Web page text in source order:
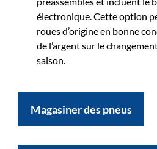
électronique. Cette option
roues d’origine en bonne
de l’argent sur le
saison.
Magasiner des pneus